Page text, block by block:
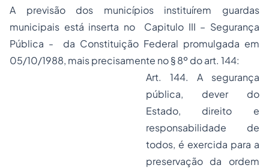
A previsão dos municípios instituírem guardas
municipais está inserta no Capitulo III – Segurança
Pública - da Constituição Federal promulgada em
05/10/1988, mais precisamente no § 8º do art. 144:
Art. 144. A segurança
pública, dever do
Estado, direito e
responsabilidade de
todos, é exercida para a
preservação da ordem